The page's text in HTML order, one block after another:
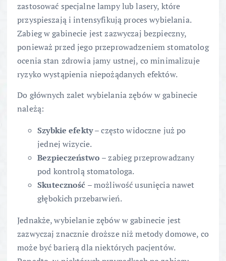
zastosować specjalne lampy lub lasery, które
przyspieszają i intensyfikują proces wybielania.
Zabieg w gabinecie jest zazwyczaj bezpieczny,
ponieważ przed jego przeprowadzeniem stomatolog
ocenia stan zdrowia jamy ustnej, co minimalizuje
ryzyko wystąpienia niepożądanych efektów.
Do głównych zalet wybielania zębów w gabinecie
należą:
Szybkie efekty– często widoczne już po
jednej wizycie.
Bezpieczeństwo – zabieg przeprowadzany
pod kontrolą stomatologa.
Skuteczność – możliwość usunięcia nawet
głębokich przebarwień.
Jednakże, wybielanie zębów w gabinecie jest
zazwyczaj znacznie droższe niż metody domowe, co
może być barierą dla niektórych pacjentów.